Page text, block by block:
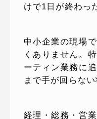
けで1日が終わっ
中小企業の現場
くありません。
ーティン業務に
まで手が回らな
経理・総務・営